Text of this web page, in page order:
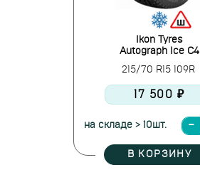
Ikon Tyres
Autograph Ice C4
215/70 R15 109R
17 500 ₽
на складе > 10шт.
В КОРЗИНУ